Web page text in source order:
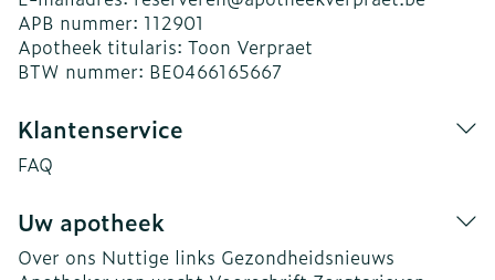
APB nummer: 112901
Apotheek titularis: Toon Verpraet
BTW nummer: BE0466165667
Klantenservice
FAQ
Uw apotheek
Over ons Nuttige links Gezondheidsnieuws